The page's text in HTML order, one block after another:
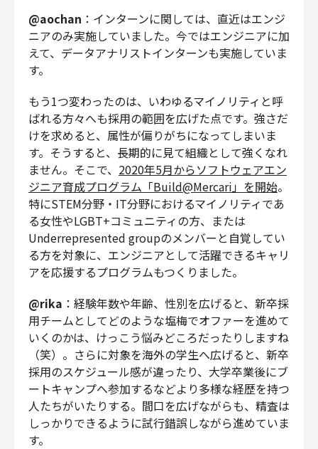
@aochan ：インターンに関しては、直近はエンジ
ニアのみ実施していました。今ではエンジニアに加
えて、データアナリストインターンも実施していま
す。
もう1つ変わったのは、いわゆるマイノリティと呼
ばれる方々へも採用の範囲を広げた点です。強さだ
けを求めると、属性が偏りがちになってしまいま
す。そうすると、長期的に見て組織として強くなれ
ません。そこで、 2020年5月からソフトウェアエン
ジニア育成プログラム「Build@Mercari」を開始。
特にSTEM分野・IT分野におけるマイノリティであ
る女性やLGBT+コミュニティの方、または
Underrepresented groupのメンバーと自覚してい
る方を対象に、エンジニアとして活躍できるキャリ
アを応援するプログラムもつくりました。
@rika ：経験年数や年齢、性別を広げると、新卒採
用チームとしてどのような塩梅でオファーを進めて
いくのかは、けっこう悩みどころだったりしますね
（笑）。さらに対象を海外の学生へ広げると、新卒
採用のスケジュール感が違ったり、大学卒業後にブ
ートキャンプへ参加するなどより多様な経歴を持つ
人たちがいたりする。間口を広げながらも、精査は
しっかりできるように試行錯誤しながら進めていま
す。